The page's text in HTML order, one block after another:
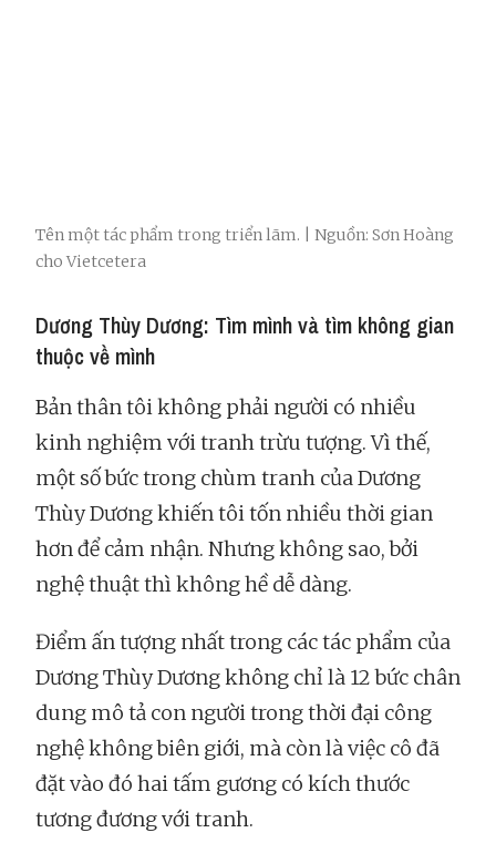
Tên một tác phẩm trong triển lãm. | Nguồn: Sơn Hoàng
cho Vietcetera
Dương Thùy Dương: Tìm mình và tìm không gian
thuộc về mình
Bản thân tôi không phải người có nhiều
kinh nghiệm với tranh trừu tượng. Vì thế,
một số bức trong chùm tranh của Dương
Thùy Dương khiến tôi tốn nhiều thời gian
hơn để cảm nhận. Nhưng không sao, bởi
nghệ thuật thì không hề dễ dàng.
Điểm ấn tượng nhất trong các tác phẩm của
Dương Thùy Dương không chỉ là 12 bức chân
dung mô tả con người trong thời đại công
nghệ không biên giới, mà còn là việc cô đã
đặt vào đó hai tấm gương có kích thước
tương đương với tranh.